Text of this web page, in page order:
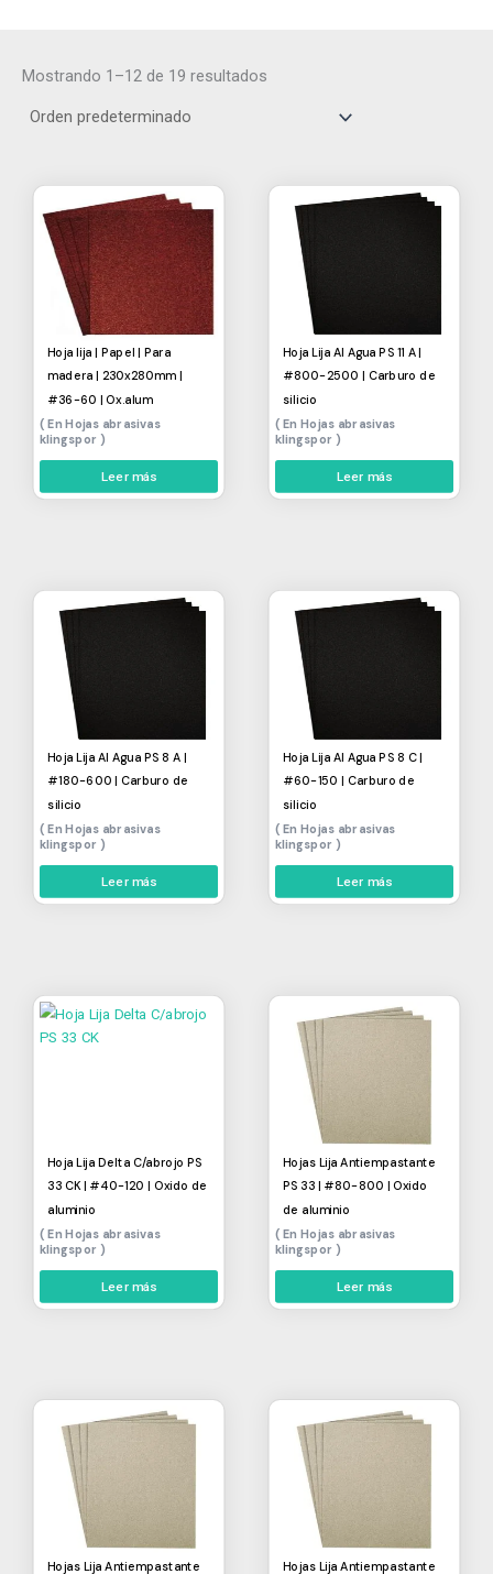
Mostrando 1–12 de 19 resultados
Hoja lija | Papel | Para
madera | 230x280mm |
#36-60 | Ox.alum
Hojas abrasivas
klingspor
Leer más
Hoja Lija Al Agua PS 11 A |
#800-2500 | Carburo de
silicio
Hojas abrasivas
klingspor
Leer más
Hoja Lija Al Agua PS 8 A |
#180-600 | Carburo de
silicio
Hojas abrasivas
klingspor
Leer más
Hoja Lija Al Agua PS 8 C |
#60-150 | Carburo de
silicio
Hojas abrasivas
klingspor
Leer más
Hoja Lija Delta C/abrojo PS
33 CK | #40-120 | Oxido de
aluminio
Hojas abrasivas
klingspor
Leer más
Hojas Lija Antiempastante
PS 33 | #80-800 | Oxido
de aluminio
Hojas abrasivas
klingspor
Leer más
Hojas Lija Antiempastante
Hojas Lija Antiempastante